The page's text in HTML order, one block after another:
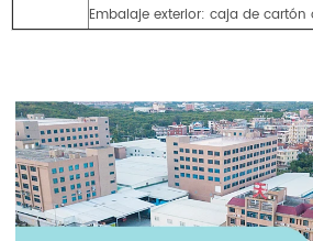
Embalaje exterior: caja de